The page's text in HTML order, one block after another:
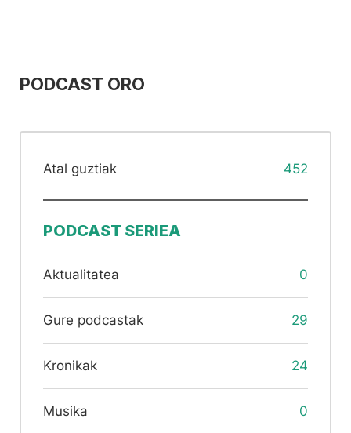
PODCAST ORO
Atal guztiak 452
PODCAST SERIEA
Aktualitatea 0
Gure podcastak 29
Kronikak 24
Musika 0